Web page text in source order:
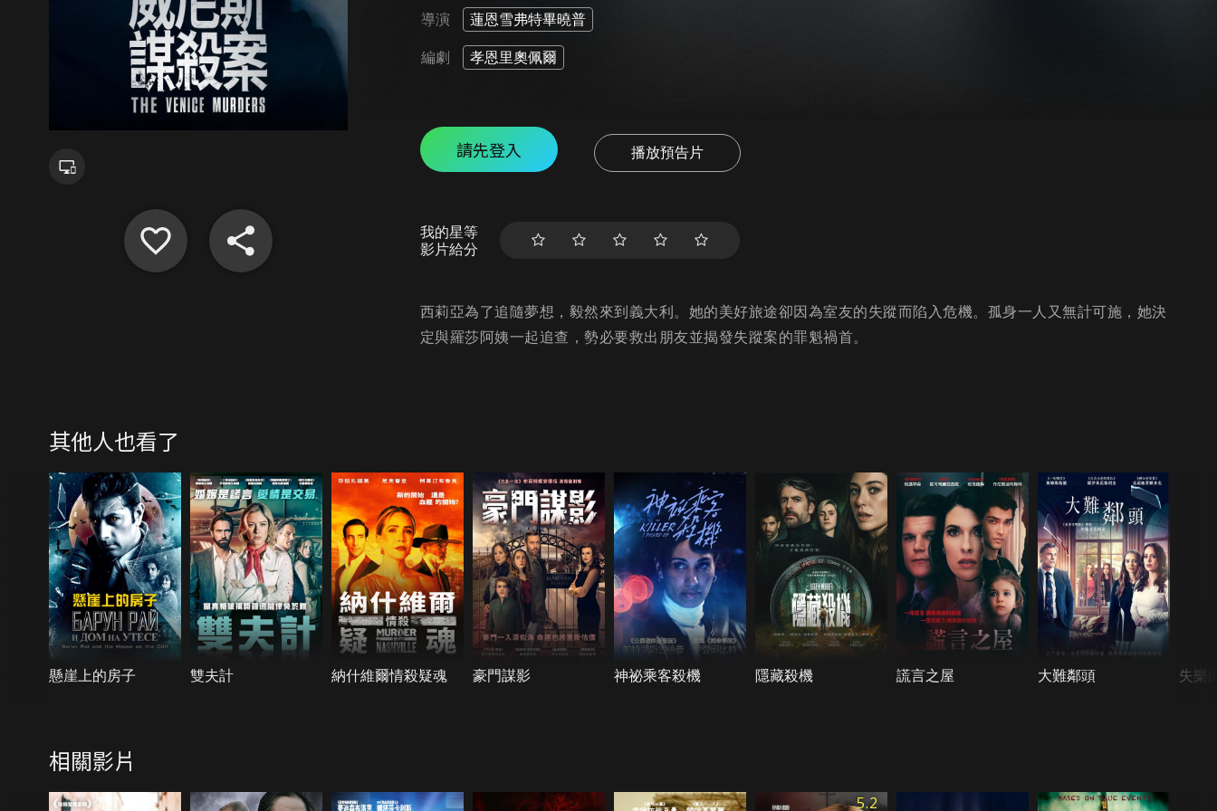
導演 蓮恩雪弗特畢曉普
編劇 孝恩里奧佩爾
請先登入 播放預告片
我的星等
影片給分
西莉亞為了追隨夢想，毅然來到義大利。她的美好旅途卻因為室友的失蹤而陷入危機。孤身一人又無計可施，她決
定與羅莎阿姨一起追查，勢必要救出朋友並揭發失蹤案的罪魁禍首。
其他人也看了
懸崖上的房子 雙夫計 納什維爾情殺疑魂 豪門謀影 神祕乘客殺機 隱藏殺機 謊言之屋 大難鄰頭 失樂
相關影片
5.2